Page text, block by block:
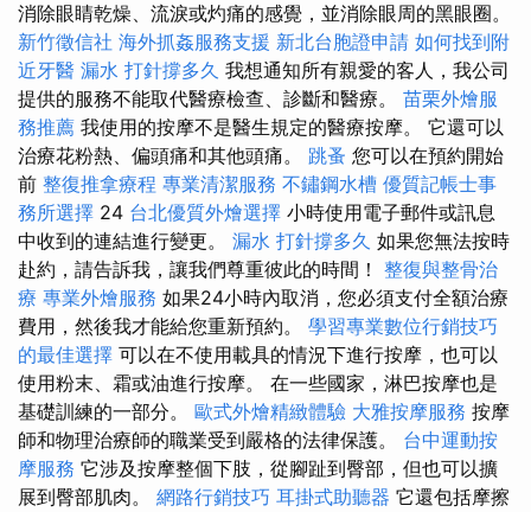
消除眼睛乾燥、流淚或灼痛的感覺，並消除眼周的黑眼圈。
新竹徵信社 海外抓姦服務支援 新北台胞證申請 如何找到附
近牙醫 漏水 打針撐多久 我想通知所有親愛的客人，我公司
提供的服務不能取代醫療檢查、診斷和醫療。 苗栗外燴服
務推薦 我使用的按摩不是醫生規定的醫療按摩。 它還可以
治療花粉熱、偏頭痛和其他頭痛。 跳蚤 您可以在預約開始
前 整復推拿療程 專業清潔服務 不鏽鋼水槽 優質記帳士事
務所選擇 24 台北優質外燴選擇 小時使用電子郵件或訊息
中收到的連結進行變更。 漏水 打針撐多久 如果您無法按時
赴約，請告訴我，讓我們尊重彼此的時間！ 整復與整骨治
療 專業外燴服務 如果24小時內取消，您必須支付全額治療
費用，然後我才能給您重新預約。 學習專業數位行銷技巧
的最佳選擇 可以在不使用載具的情況下進行按摩，也可以
使用粉末、霜或油進行按摩。 在一些國家，淋巴按摩也是
基礎訓練的一部分。 歐式外燴精緻體驗 大雅按摩服務 按摩
師和物理治療師的職業受到嚴格的法律保護。 台中運動按
摩服務 它涉及按摩整個下肢，從腳趾到臀部，但也可以擴
展到臀部肌肉。 網路行銷技巧 耳掛式助聽器 它還包括摩擦